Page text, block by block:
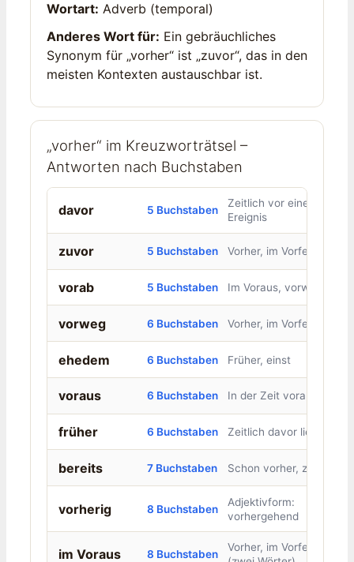
Wortart: Adverb (temporal)
Anderes Wort für: Ein gebräuchliches
Synonym für „vorher“ ist „zuvor“, das in den
meisten Kontexten austauschbar ist.
„vorher“ im Kreuzworträtsel –
Antworten nach Buchstaben
davor 5 Buchstaben
Zeitlich vor einem
Ereignis
zuvor 5 Buchstaben Vorher, im Vorfeld
vorab 5 Buchstaben Im Voraus, vorweg
vorweg 6 Buchstaben Vorher, im Vorfeld
ehedem 6 Buchstaben Früher, einst
voraus 6 Buchstaben In der Zeit voraus
früher 6 Buchstaben Zeitlich davor liegend
bereits 7 Buchstaben Schon vorher, zuvor
vorherig 8 Buchstaben
Adjektivform:
vorhergehend
im Voraus 8 Buchstaben
Vorher, im Vorfeld